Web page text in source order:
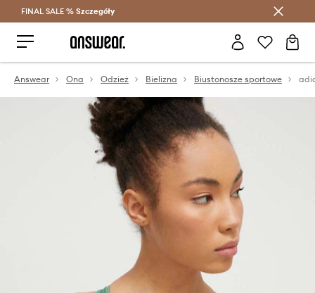
Oszczędzaj z Answear Club >
FINAL SALE % Szczegóły
Answear Ona Odzież Bielizna Biustonosze sportowe